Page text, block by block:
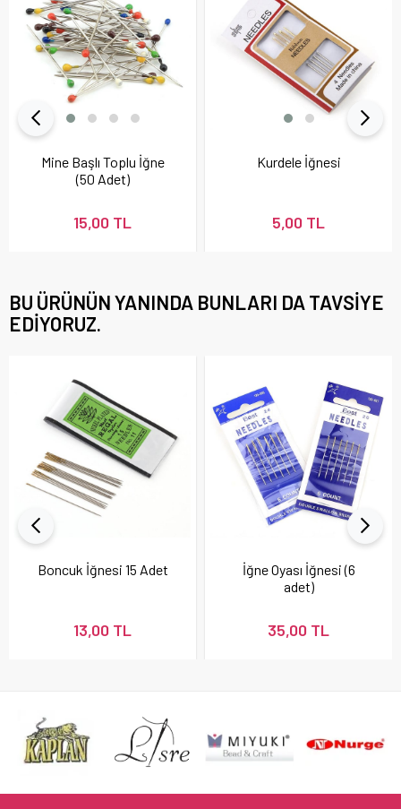
Mine Başlı Toplu İğne
(50 Adet)
15,00 TL
Kurdele İğnesi
5,00 TL
BU ÜRÜNÜN YANINDA BUNLARI DA TAVSIYE
EDIYORUZ.
Boncuk İğnesi 15 Adet
13,00 TL
İğne Oyası İğnesi (6
adet)
35,00 TL